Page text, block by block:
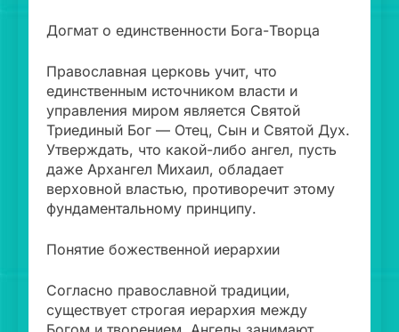
Догмат о единственности Бога-Творца
Православная церковь учит, что
единственным источником власти и
управления миром является Святой
Триединый Бог — Отец, Сын и Святой Дух.
Утверждать, что какой-либо ангел, пусть
даже Архангел Михаил, обладает
верховной властью, противоречит этому
фундаментальному принципу.
Понятие божественной иерархии
Согласно православной традиции,
существует строгая иерархия между